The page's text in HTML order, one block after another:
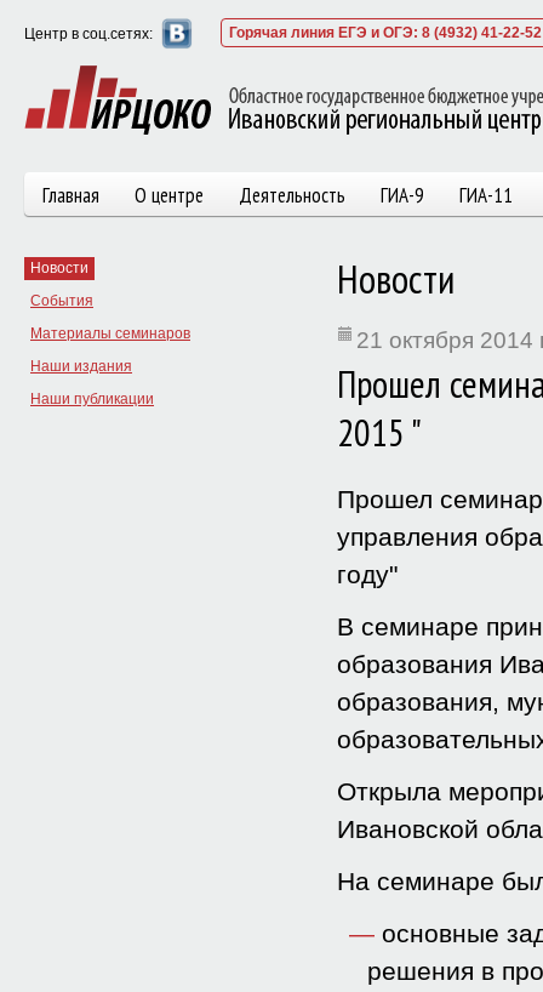
Центр в соц.сетях: Горячая линия ЕГЭ и ОГЭ: 8 (4932) 41-22-
Главная О центре Деятельность ГИА-9 ГИА-11
Новости
События
Материалы семинаров
Наши издания
Наши публикации
Новости
21 октября 2014
Прошел
2015 "
Прошел семинар
управления
году"
В семинаре
образования
образования,
Открыла
Ивановской
На семинаре
основные
решения в